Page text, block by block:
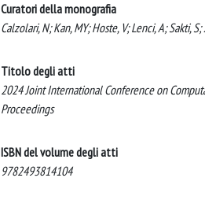
Curatori della monografia
Calzolari, N; Kan, MY; Hoste, V; Lenci, A; Sakti, S;
Titolo degli atti
2024 Joint International Conference on
Proceedings
ISBN del volume degli atti
9782493814104